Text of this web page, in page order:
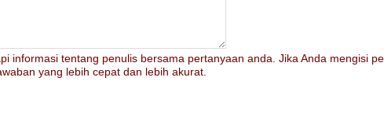
informasi tentang penulis bersama pertanyaan anda. Jika Anda mengisi
yang lebih cepat dan lebih akurat.